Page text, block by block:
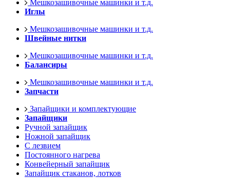
Мешкозашивочные машинки и т.д.
Иглы
Мешкозашивочные машинки и т.д.
Швейные нитки
Мешкозашивочные машинки и т.д.
Балансиры
Мешкозашивочные машинки и т.д.
Запчасти
Запайщики и комплектующие
Запайщики
Ручной запайщик
Ножной запайщик
С лезвием
Постоянного нагрева
Конвейерный запайщик
Запайщик стаканов, лотков